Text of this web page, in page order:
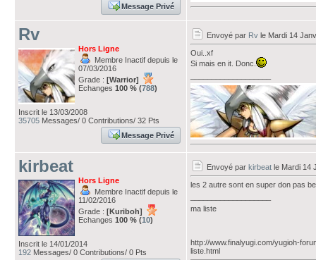
Message Privé
Rv
Hors Ligne
Membre Inactif depuis le
07/03/2016
Grade : [Warrior]
Echanges 100 % (788)
Inscrit le 13/03/2008
35705 Messages/ 0 Contributions/ 32 Pts
Message Privé
Envoyé par Rv le Mardi 14
Oui..xf
Si mais en it. Donc.
kirbeat
Hors Ligne
Membre Inactif depuis le
11/02/2016
Grade : [Kuriboh]
Echanges 100 % (10)
Inscrit le 14/01/2014
192 Messages/ 0 Contributions/ 0 Pts
Envoyé par kirbeat le Mardi 14
les 2 autre sont en super don pas
ma liste
http://www.finalyugi.com/yugioh-
liste.html